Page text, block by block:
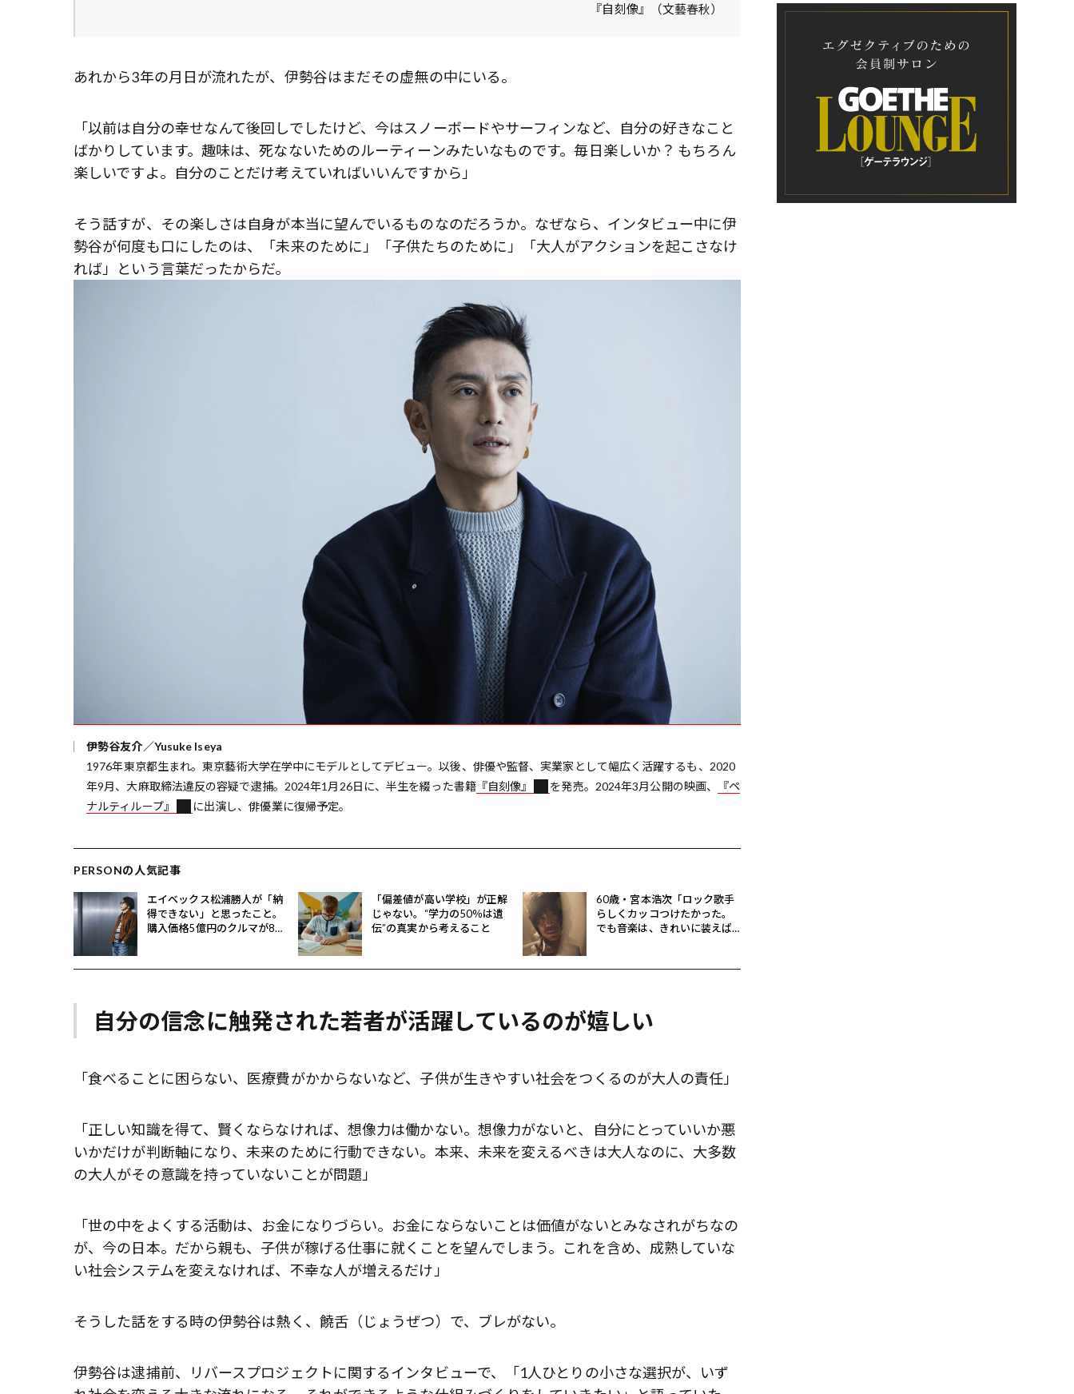
『自刻像』（文藝春秋）
あれから3年の月日が流れたが、伊勢谷はまだその虚無の中にいる。
「以前は自分の幸せなんて後回しでしたけど、今はスノーボードやサーフィンなど、自分の好きなこと
ばかりしています。趣味は、死なないためのルーティーンみたいなものです。毎日楽しいか？ もちろん
楽しいですよ。自分のことだけ考えていればいいんですから」
そう話すが、その楽しさは自身が本当に望んでいるものなのだろうか。なぜなら、インタビュー中に伊
勢谷が何度も口にしたのは、「未来のために」「子供たちのために」「大人がアクションを起こさなけ
れば」という言葉だったからだ。
伊勢谷友介／Yusuke Iseya
1976年東京都生まれ。東京藝術大学在学中にモデルとしてデビュー。以後、俳優や監督、実業家として幅広く活躍するも、2020
年9月、大麻取締法違反の容疑で逮捕。2024年1月26日に、半生を綴った書籍『自刻像』 を発売。2024年3月公開の映画、
『ペ
ナルティループ』
に出演し、俳優業に復帰予定。
PERSONの人気記事
エイベックス松浦勝人が「納
得できない」と思ったこと。
購入価格5億円のクルマが8億
「偏差値が高い学校」が正解
じゃない。“学力の50％は遺
伝”の真実から考えること
60歳・宮本浩次「ロック歌手
らしくカッコつけたかった。
でも音楽は、きれいに装えば
自分の信念に触発された若者が活躍しているのが嬉しい
「食べることに困らない、医療費がかからないなど、子供が生きやすい社会をつくるのが大人の責任」
「正しい知識を得て、賢くならなければ、想像力は働かない。想像力がないと、自分にとっていいか悪
いかだけが判断軸になり、未来のために行動できない。本来、未来を変えるべきは大人なのに、大多数
の大人がその意識を持っていないことが問題」
「世の中をよくする活動は、お金になりづらい。お金にならないことは価値がないとみなされがちなの
が、今の日本。だから親も、子供が稼げる仕事に就くことを望んでしまう。これを含め、成熟していな
い社会システムを変えなければ、不幸な人が増えるだけ」
そうした話をする時の伊勢谷は熱く、饒舌（じょうぜつ）で、ブレがない。
伊勢谷は逮捕前、リバースプロジェクトに関するインタビューで、「1人ひとりの小さな選択が、いず